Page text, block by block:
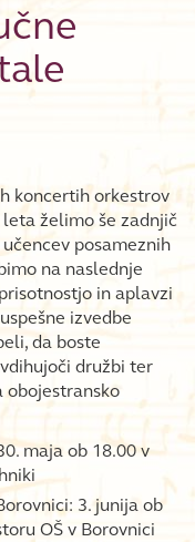
koncertih orkestrov
želimo še zadnjič
posameznih
na naslednje
in aplavzi
izvedbe
da boste
družbi ter
obojestransko
maja ob 18.00 v
3. junija ob
OŠ v Borovnici